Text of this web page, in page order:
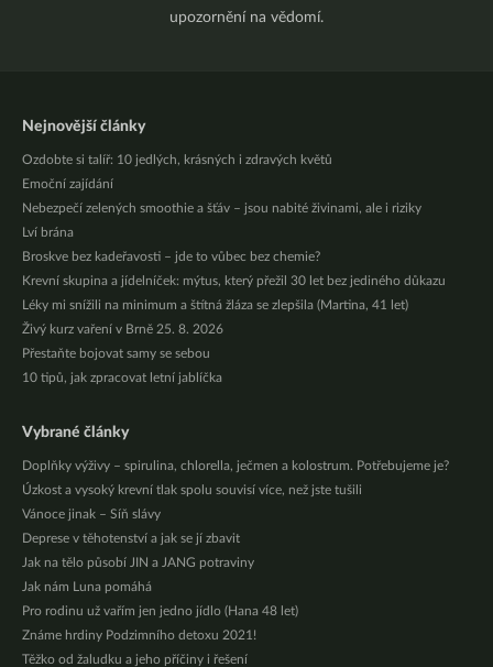
upozornění na vědomí.
Nejnovější články
Ozdobte si talíř: 10 jedlých, krásných i zdravých květů
Emoční zajídání
Nebezpečí zelených smoothie a šťáv – jsou nabité živinami, ale i riziky
Lví brána
Broskve bez kadeřavosti – jde to vůbec bez chemie?
Krevní skupina a jídelníček: mýtus, který přežil 30 let bez jediného důkazu
Léky mi snížili na minimum a štítná žláza se zlepšila (Martina, 41 let)
Živý kurz vaření v Brně 25. 8. 2026
Přestaňte bojovat samy se sebou
10 tipů, jak zpracovat letní jablíčka
Vybrané články
Doplňky výživy – spirulina, chlorella, ječmen a kolostrum. Potřebujeme je?
Úzkost a vysoký krevní tlak spolu souvisí více, než jste tušili
Vánoce jinak – Síň slávy
Deprese v těhotenství a jak se jí zbavit
Jak na tělo působí JIN a JANG potraviny
Jak nám Luna pomáhá
Pro rodinu už vařím jen jedno jídlo (Hana 48 let)
Známe hrdiny Podzimního detoxu 2021!
Těžko od žaludku a jeho příčiny i řešení